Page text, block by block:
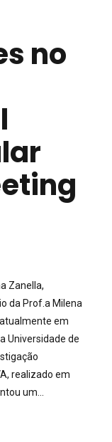
no
Zanella,
da Prof.a Milena
em
Universidade de
realizado em
um...